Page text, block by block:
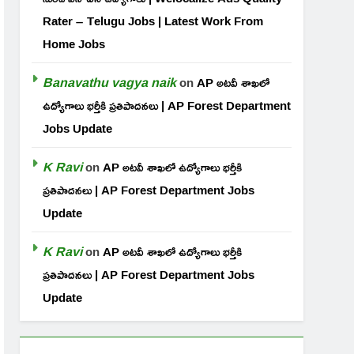
Rater – Telugu Jobs | Latest Work From
Home Jobs
Banavathu vagya naikonAP అటవీ శాఖలో
ఉద్యోగాలు భర్తీకి ప్రతిపాదనలు | AP Forest Department
Jobs Update
K RavionAP అటవీ శాఖలో ఉద్యోగాలు భర్తీకి
ప్రతిపాదనలు | AP Forest Department Jobs
Update
K RavionAP అటవీ శాఖలో ఉద్యోగాలు భర్తీకి
ప్రతిపాదనలు | AP Forest Department Jobs
Update